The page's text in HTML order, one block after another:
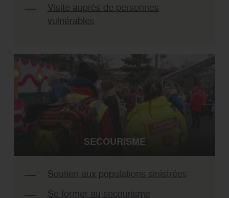
Visite auprès de personnes
vulnérables
SECOURISME
Soutien aux populations sinistrées
Se former au secourisme